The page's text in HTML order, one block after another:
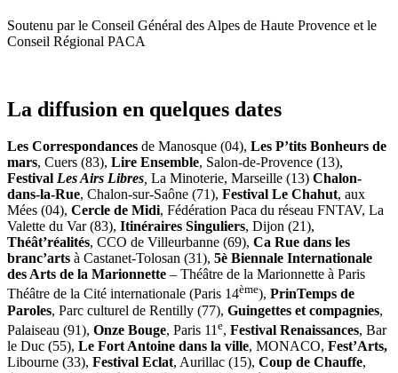
Soutenu par le Conseil Général des Alpes de Haute Provence et le
Conseil Régional PACA
La diffusion en quelques dates
Les Correspondances de Manosque (04), Les P’tits Bonheurs de
mars, Cuers (83), Lire Ensemble, Salon-de-Provence (13),
Festival Les Airs Libres, La Minoterie, Marseille (13) Chalon-
dans-la-Rue, Chalon-sur-Saône (71), Festival Le Chahut, aux
Mées (04), Cercle de Midi, Fédération Paca du réseau FNTAV, La
Valette du Var (83), Itinéraires Singuliers, Dijon (21),
Théât’réalités, CCO de Villeurbanne (69), Ca Rue dans les
branc’arts à Castanet-Tolosan (31), 5è Biennale Internationale
des Arts de la Marionnette – Théâtre de la Marionnette à Paris
Théâtre de la Cité internationale (Paris 14ème), PrinTemps de
Paroles, Parc culturel de Rentilly (77), Guingettes et compagnies,
Palaiseau (91), Onze Bouge, Paris 11 e, Festival Renaissances, Bar
le Duc (55), Le Fort Antoine dans la ville, MONACO, Fest’Arts,
Libourne (33), Festival Eclat, Aurillac (15), Coup de Chauffe,